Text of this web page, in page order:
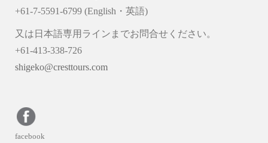
+61-7-5591-6799 (English・英語)
又は日本語専用ラインまでお問合せください。
+61-413-338-726
shigeko@cresttours.com
facebook